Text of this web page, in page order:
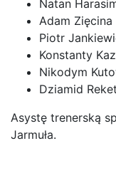
Natan
Adam Zięcina
Piotr
Konstanty
Nikodym
Dziamid
Asystę trenerską
Jarmuła.